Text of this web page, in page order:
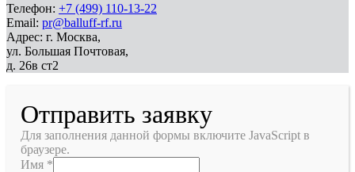
Телефон: +7 (499) 110-13-22
Email: pr@balluff-rf.ru
Адрес: г. Москва,
ул. Большая Почтовая,
д. 26в ст2
Отправить заявку
Для заполнения данной формы включите JavaScript в
браузере.
Имя *